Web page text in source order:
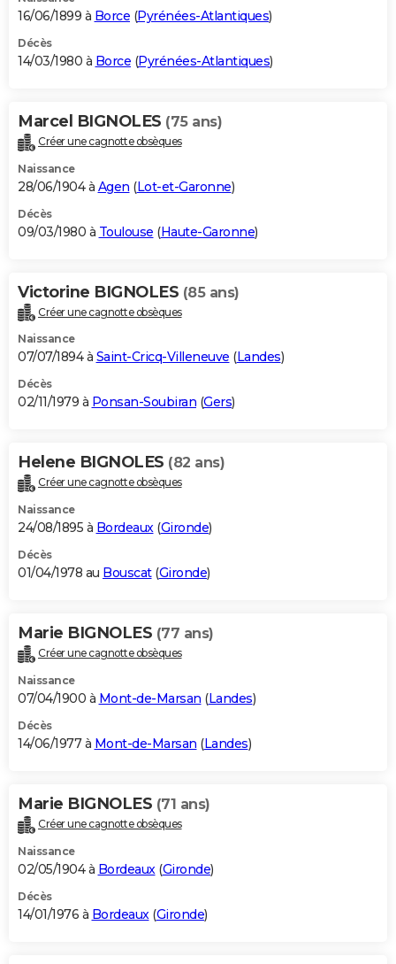
16/06/1899 à Borce (Pyrénées-Atlantiques)
Décès
14/03/1980 à Borce (Pyrénées-Atlantiques)
Marcel BIGNOLES (75 ans)
Créer une cagnotte obsèques
Naissance
28/06/1904 à Agen (Lot-et-Garonne)
Décès
09/03/1980 à Toulouse (Haute-Garonne)
Victorine BIGNOLES (85 ans)
Créer une cagnotte obsèques
Naissance
07/07/1894 à Saint-Cricq-Villeneuve (Landes)
Décès
02/11/1979 à Ponsan-Soubiran (Gers)
Helene BIGNOLES (82 ans)
Créer une cagnotte obsèques
Naissance
24/08/1895 à Bordeaux(Gironde)
Décès
01/04/1978 au Bouscat(Gironde)
Marie BIGNOLES (77 ans)
Créer une cagnotte obsèques
Naissance
07/04/1900 à Mont-de-Marsan (Landes)
Décès
14/06/1977 à Mont-de-Marsan (Landes)
Marie BIGNOLES (71 ans)
Créer une cagnotte obsèques
Naissance
02/05/1904 à Bordeaux(Gironde)
Décès
14/01/1976 à Bordeaux(Gironde)